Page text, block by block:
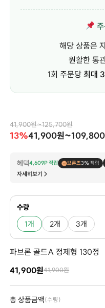
해당 상품은
원활한 통
1회 주문당 최대
41,900원~125,700원
13%41,900원~109,800
혜택4,609P 적립 브론즈3% 적립
자세히보기
수량
1개 2개 3개
파브론 골드A 정제형 130정
41,900원41,900원
총 상품금액(수량)